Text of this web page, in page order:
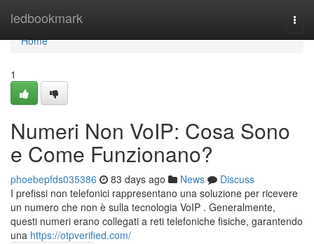
ledbookmark
Home
Home
1
Numeri Non VoIP: Cosa Sono
e Come Funzionano?
phoebepfds035386 83 days ago News
Discuss
I prefissi non telefonici rappresentano una soluzione per ricevere
un numero che non è sulla tecnologia VoIP . Generalmente,
questi numeri erano collegati a reti telefoniche fisiche, garantendo
una https://otpverified.com/